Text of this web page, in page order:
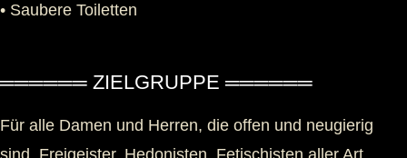
• Saubere Toiletten
══════ ZIELGRUPPE ══════
Für alle Damen und Herren, die offen und neugierig
sind. Freigeister, Hedonisten, Fetischisten aller Art,